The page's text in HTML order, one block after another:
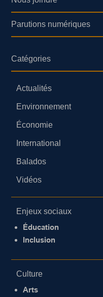
Parutions numériques
Catégories
Actualités
Environnement
Économie
International
Balados
Vidéos
Enjeux sociaux
Éducation
Inclusion
Culture
Arts